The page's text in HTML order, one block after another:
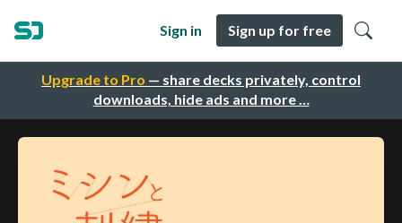
Upgrade to Pro — share decks privately, control
downloads, hide ads and more …
Sign in Sign up for free